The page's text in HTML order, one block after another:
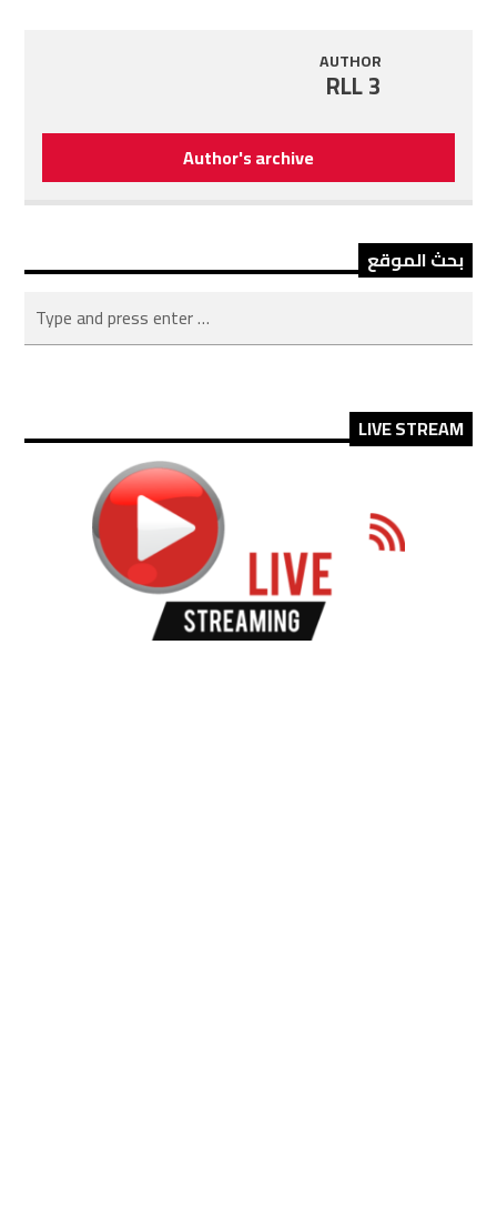
AUTHOR
RLL 3
Author's archive
بحث الموقع
LIVE STREAM